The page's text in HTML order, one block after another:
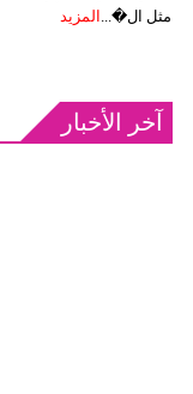
مثل ال�...
المزيد
آخر الأخبار